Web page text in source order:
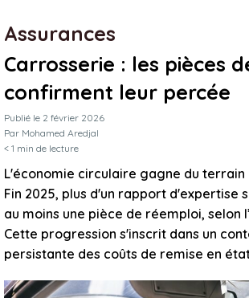
Assurances
Carrosserie : les pièces
confirment leur percée
Publié le 2 février 2026
Par Mohamed Aredjal
< 1 min de lecture
L'économie circulaire gagne du terrain
Fin 2025, plus d'un rapport d'expertise
au moins une pièce de réemploi, selon
Cette progression s'inscrit dans un
persistante des coûts de remise en